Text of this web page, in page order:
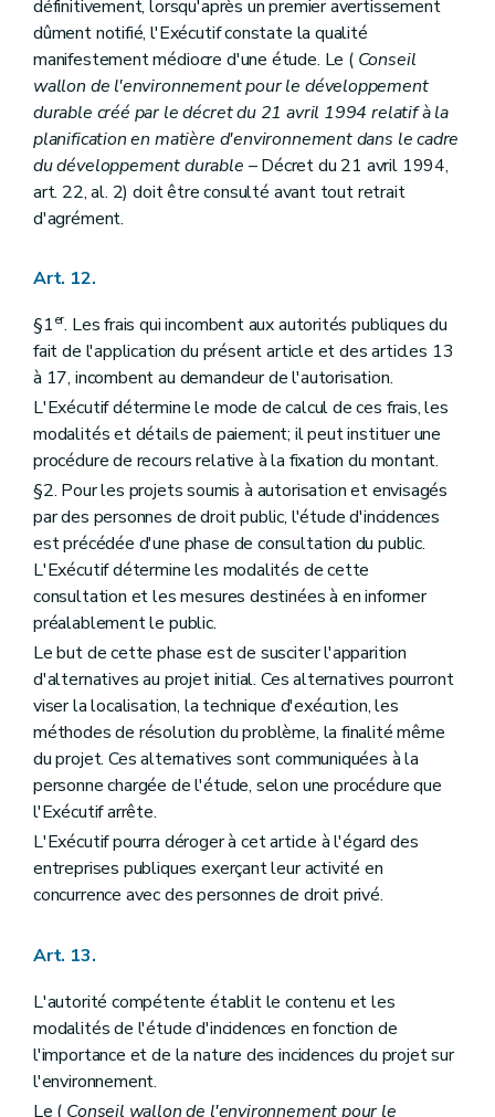
définitivement, lorsqu'après un premier avertissement
dûment notifié, l'Exécutif constate la qualité
manifestement médiocre d'une étude. Le ( Conseil
wallon de l'environnement pour le développement
durable créé par le décret du 21 avril 1994 relatif à la
planification en matière d'environnement dans le cadre
du développement durable – Décret du 21 avril 1994,
art. 22, al. 2) doit être consulté avant tout retrait
d'agrément.
Art. 12.
§1er. Les frais qui incombent aux autorités publiques du
fait de l'application du présent article et des articles 13
à 17, incombent au demandeur de l'autorisation.
L'Exécutif détermine le mode de calcul de ces frais, les
modalités et détails de paiement; il peut instituer une
procédure de recours relative à la fixation du montant.
§2. Pour les projets soumis à autorisation et envisagés
par des personnes de droit public, l'étude d'incidences
est précédée d'une phase de consultation du public.
L'Exécutif détermine les modalités de cette
consultation et les mesures destinées à en informer
préalablement le public.
Le but de cette phase est de susciter l'apparition
d'alternatives au projet initial. Ces alternatives pourront
viser la localisation, la technique d'exécution, les
méthodes de résolution du problème, la finalité même
du projet. Ces alternatives sont communiquées à la
personne chargée de l'étude, selon une procédure que
l'Exécutif arrête.
L'Exécutif pourra déroger à cet article à l'égard des
entreprises publiques exerçant leur activité en
concurrence avec des personnes de droit privé.
Art. 13.
L'autorité compétente établit le contenu et les
modalités de l'étude d'incidences en fonction de
l'importance et de la nature des incidences du projet sur
l'environnement.
Le ( Conseil wallon de l'environnement pour le